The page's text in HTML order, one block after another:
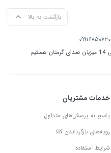
بازگشت به بالا
۰۹۹۱۶۸۵۰۷۳۰
خدمات مشتریان
پاسخ به پرسش‌های متداول
رویه‌های بازگرداندن کالا
شرایط استفاده